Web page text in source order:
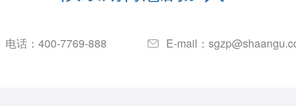
电话： 400-7769-888  E-mail：